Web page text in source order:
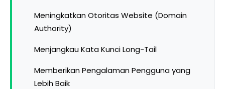
Meningkatkan Otoritas Website (Domain
Authority)
Menjangkau Kata Kunci Long-Tail
Memberikan Pengalaman Pengguna yang
Lebih Baik